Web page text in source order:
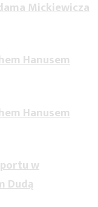
Mickiewicza
Hanusem
Hanusem
w
Dudą